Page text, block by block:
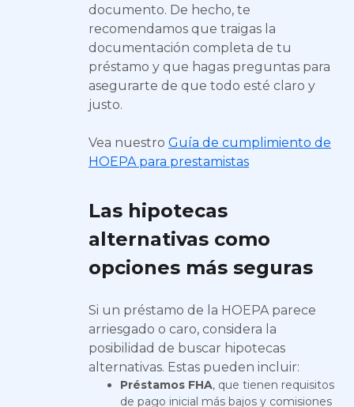
documento. De hecho, te
recomendamos que traigas la
documentación completa de tu
préstamo y que hagas preguntas para
asegurarte de que todo esté claro y
justo.
Vea nuestro Guía de cumplimiento de
HOEPA para prestamistas
Las hipotecas
alternativas como
opciones más seguras
Si un préstamo de la HOEPA parece
arriesgado o caro, considera la
posibilidad de buscar hipotecas
alternativas. Estas pueden incluir:
Préstamos FHA, que tienen requisitos
de pago inicial más bajos y comisiones